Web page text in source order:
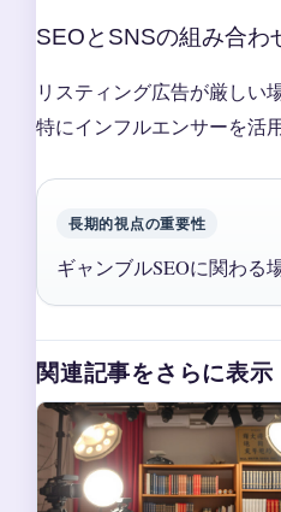
SEOとSNSの組み合わ
リスティング広告が厳しい
特にインフルエンサーを活
長期的視点の重要性
ギャンブルSEOに関わる
関連記事をさらに表示